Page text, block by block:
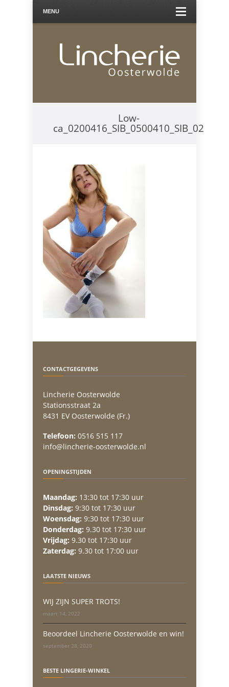
MENU
Low-
ca_0200416_SIB_0500410_SIB_02
CONTACTGEGEVENS
Lincherie Oosterwolde
Stationsstraat 2a
8431 EV Oosterwolde (Fr.)
Telefoon: 0516 515 117
info@lincherie-oosterwolde.nl
OPENINGSTIJDEN
Maandag: 13:30 tot 17:30 uur
Dinsdag: 9:30 tot 17:30 uur
Woensdag: 9:30 tot 17:30 uur
Donderdag: 9.30 tot 17:30 uur
Vrijdag: 9.30 tot 17:30 uur
Zaterdag: 9.30 tot 17:00 uur
LAATSTE NIEUWS
WIJ ZIJN SUPER TROTS!
maart 14, 2022
Beoordeel Lincherie Oosterwolde en win!
september 28, 2020
BESTE LINGERIE-WINKEL